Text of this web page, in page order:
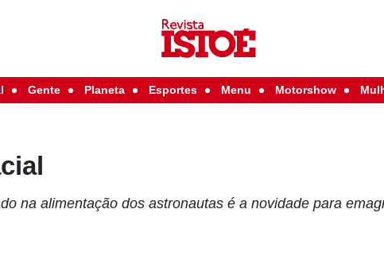
Gente Planeta Esportes Menu Motorshow
na alimentação dos astronautas é a novidade para